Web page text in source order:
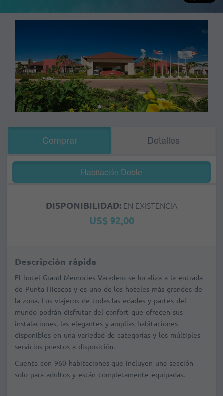
Comprar Detalles
Habitación Doble
DISPONIBILIDAD: EN EXISTENCIA
US$ 92,00
Descripción rápida
El hotel Grand Memories Varadero se localiza a la entrada
de Punta Hicacos y es uno de los hoteles más grandes de
la zona. Los viajeros de todas las edades y partes del
mundo podrán disfrutar del confort que ofrecen sus
instalaciones, las elegantes y amplias habitaciones
disponibles en una variedad de categorías y los múltiples
servicios puestos a disposición.
Cuenta con 960 habitaciones que incluyen una sección
solo para adultos y están completamente equipadas.